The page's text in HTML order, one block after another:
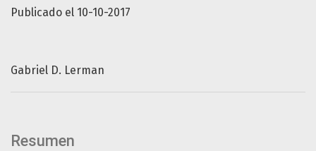
Publicado el 10-10-2017
Gabriel D. Lerman
Resumen